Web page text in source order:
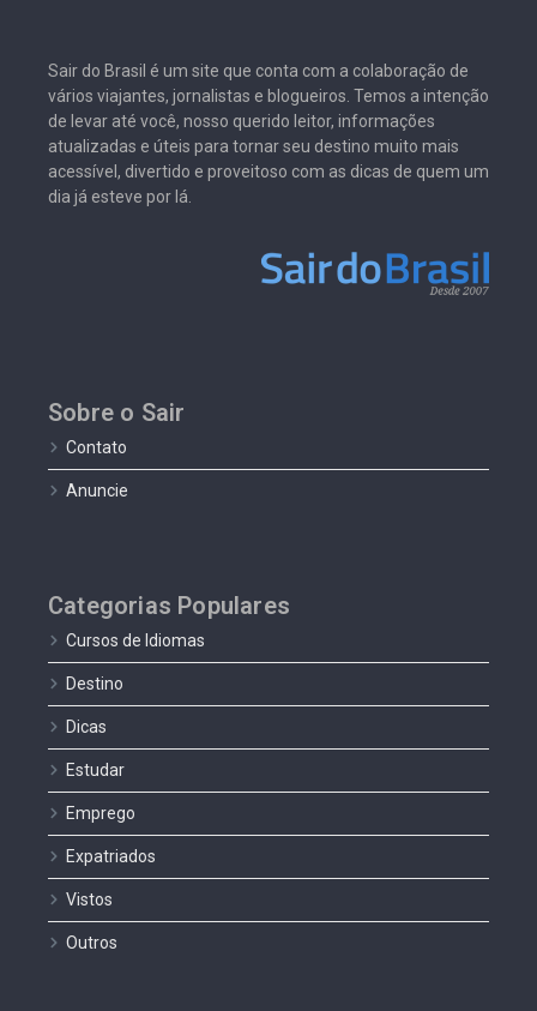
Sair do Brasil é um site que conta com a colaboração de
vários viajantes, jornalistas e blogueiros. Temos a intenção
de levar até você, nosso querido leitor, informações
atualizadas e úteis para tornar seu destino muito mais
acessível, divertido e proveitoso com as dicas de quem um
dia já esteve por lá.
Sobre o Sair
Contato
Anuncie
Categorias Populares
Cursos de Idiomas
Destino
Dicas
Estudar
Emprego
Expatriados
Vistos
Outros